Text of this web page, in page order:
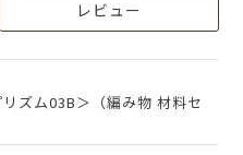
レビュー
ズム03B＞（編み物 材料セ